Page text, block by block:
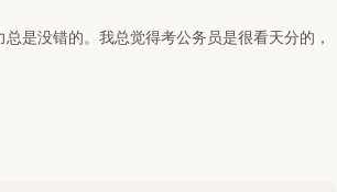
是没错的。我总觉得考公务员是很看天分的，